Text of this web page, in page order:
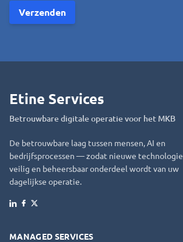
Etine Services
Betrouwbare digitale operatie voor het MKB
De betrouwbare laag tussen mensen, AI en
bedrijfsprocessen — zodat nieuwe technologie
veilig en beheersbaar onderdeel wordt van uw
dagelijkse operatie.
LinkedIn
Facebook
X
MANAGED SERVICES